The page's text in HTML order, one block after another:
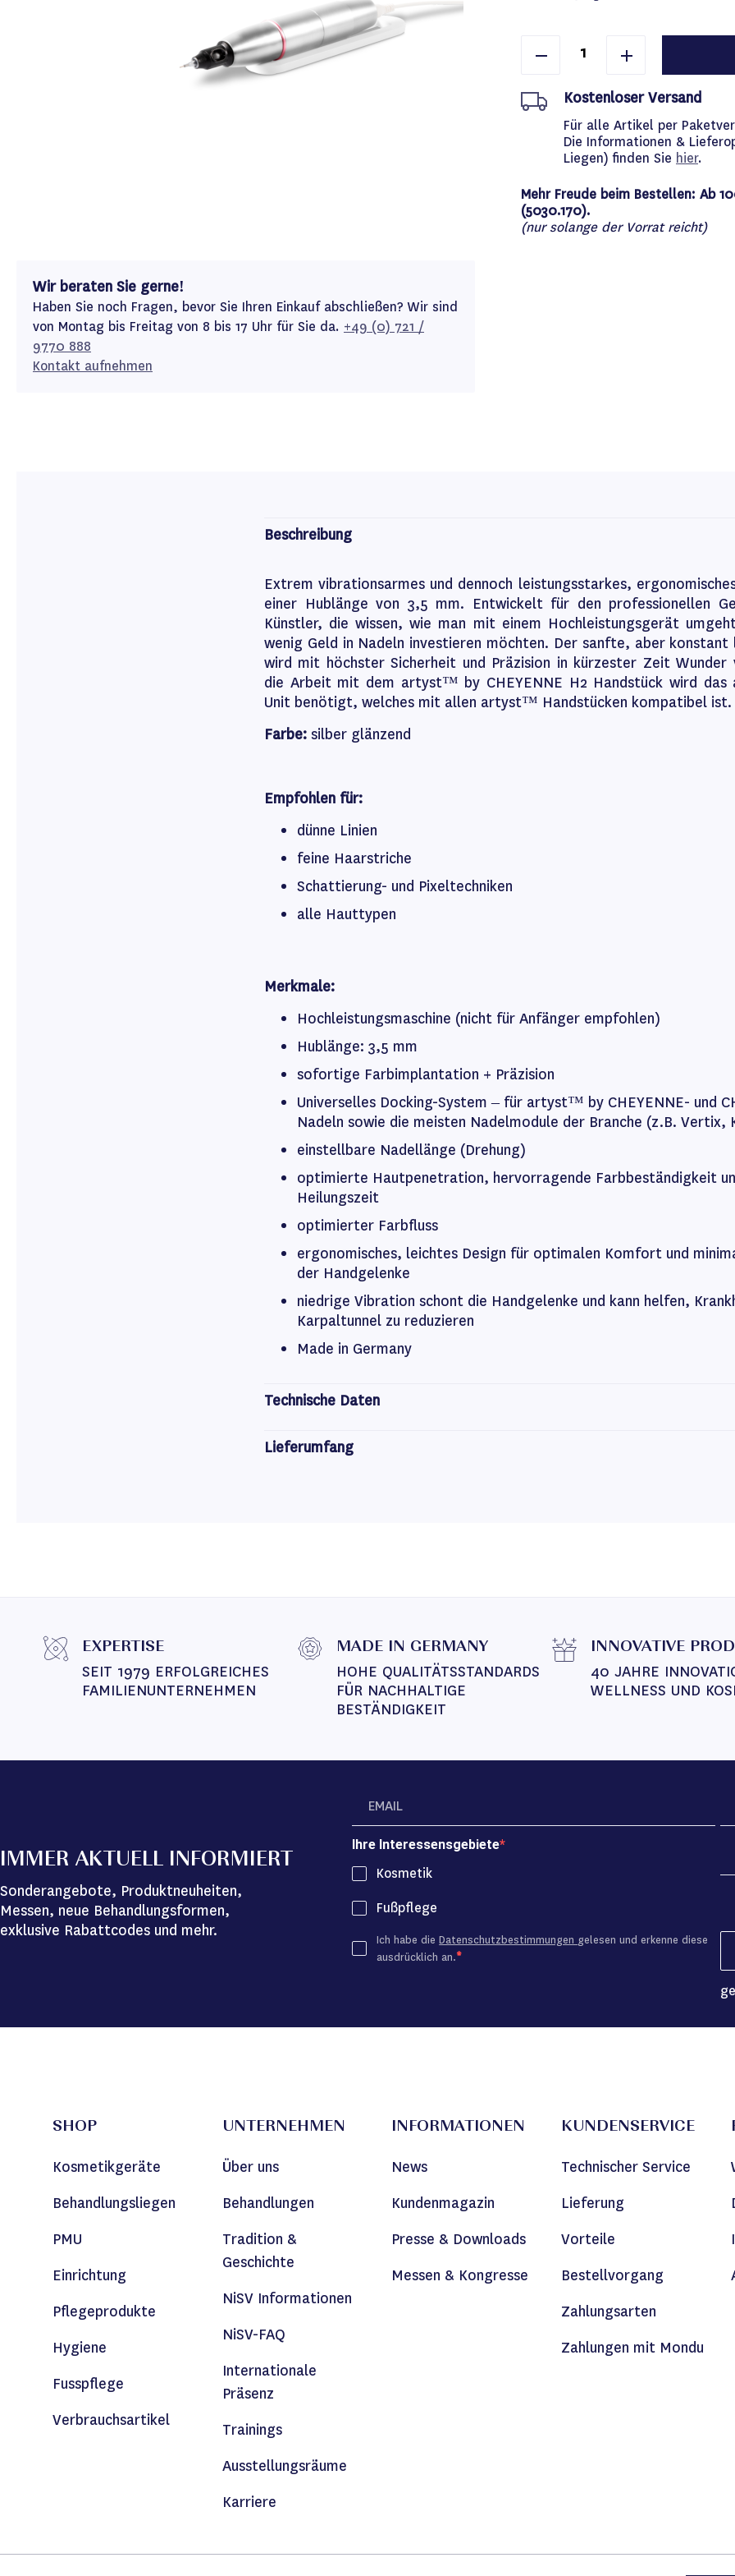
Wir beraten Sie gerne!
Haben Sie noch Fragen, bevor Sie Ihren Einkauf abschließen? Wir sind
von Montag bis Freitag von 8 bis 17 Uhr für Sie da. +49 (0) 721 /
9770 888
Kontakt aufnehmen
Kostenloser Versand
Für alle Artikel per
Die Informationen &
Liegen) finden Sie hier.
Mehr Freude beim Bestellen: Ab
(5030.170).
(nur solange der Vorrat reicht)
Beschreibung
Extrem vibrationsarmes und dennoch leistungsstarkes,
einer Hublänge von 3,5 mm. Entwickelt für den professionellen
Künstler, die wissen, wie man mit einem Hochleistungsgerät
wenig Geld in Nadeln investieren möchten. Der sanfte, aber
wird mit höchster Sicherheit und Präzision in kürzester Zeit Wunder
die Arbeit mit dem artyst™ by CHEYENNE H2 Handstück wird
Unit benötigt, welches mit allen artyst™ Handstücken kompatibel ist.
Farbe: silber glänzend
Empfohlen für:
dünne Linien
feine Haarstriche
Schattierung- und Pixeltechniken
alle Hauttypen
Merkmale:
Hochleistungsmaschine (nicht für Anfänger empfohlen)
Hublänge: 3,5 mm
sofortige Farbimplantation + Präzision
Universelles Docking-System – für artyst™ by CHEYENNE- und
Nadeln sowie die meisten Nadelmodule der Branche (z.B. Vertix,
einstellbare Nadellänge (Drehung)
optimierte Hautpenetration, hervorragende Farbbeständigkeit
Heilungszeit
optimierter Farbfluss
ergonomisches, leichtes Design für optimalen Komfort und
der Handgelenke
niedrige Vibration schont die Handgelenke und kann helfen,
Karpaltunnel zu reduzieren
Made in Germany
Technische Daten
Lieferumfang
EXPERTISE
SEIT 1979 ERFOLGREICHES
FAMILIENUNTERNEHMEN
MADE IN GERMANY
HOHE QUALITÄTSSTANDARDS
FÜR NACHHALTIGE
BESTÄNDIGKEIT
INNOVATIVE
40 JAHRE
WELLNESS UND
IMMER AKTUELL INFORMIERT
Sonderangebote, Produktneuheiten,
Messen, neue Behandlungsformen,
exklusive Rabattcodes und mehr.
Ihre Interessensgebiete
Kosmetik
Fußpflege
Ich habe dieDatenschutzbestimmungen gelesen und erkenne diese
ausdrücklich an.
SHOP
Kosmetikgeräte
Behandlungsliegen
PMU
Einrichtung
Pflegeprodukte
Hygiene
Fusspflege
Verbrauchsartikel
UNTERNEHMEN
Über uns
Behandlungen
Tradition &
Geschichte
NiSV Informationen
NiSV-FAQ
Internationale
Präsenz
Trainings
Ausstellungsräume
Karriere
INFORMATIONEN
News
Kundenmagazin
Presse & Downloads
Messen & Kongresse
KUNDENSERVICE
Technischer Service
Lieferung
Vorteile
Bestellvorgang
Zahlungsarten
Zahlungen mit Mondu